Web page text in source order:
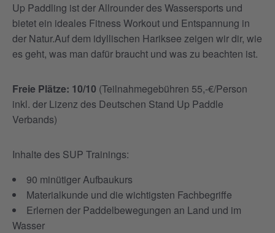
Up Paddling ist der Allrounder des Wassersports und
bietet ein ideales Fitness Workout und Entspannung in
der Natur.Auf dem idyllischen Hariksee zeigen wir dir, wie
es geht, was man dafür braucht und was zu beachten ist.
Freie Plätze: 10/10 (Teilnahmegebühren 55,-€/Person
inkl. der Lizenz des Deutschen Stand Up Paddle
Verbands)
Inhalte des SUP Trainings:
90 minütiger Aufbaukurs
Materialkunde und die wichtigsten Fachbegriffe
Erlernen der Paddelbewegungen an Land und im
Wasser